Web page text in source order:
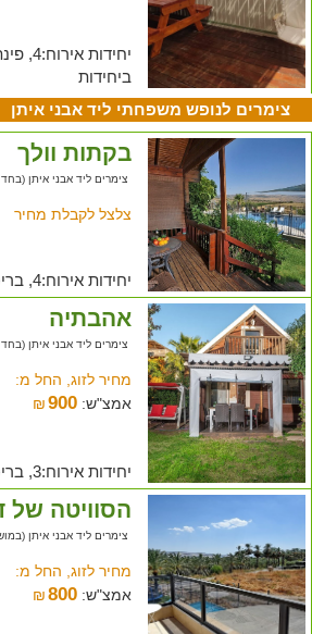
יחידות
ביחידות
צימרים לנופש משפחתי ליד אבני איתן
בקתות וולך
צימרים ליד אבני איתן (בחד נס
צלצל לקבלת מחיר
יחידות אירוח:4, בריכה, פינת ברביקיו
אהבתיה
צימרים ליד אבני איתן (בחד נס
מחיר לזוג, החל מ:
אמצ"ש:
₪900
יחידות אירוח:3, בריכה, פינת ברביקיו
הסוויטה של
צימרים ליד אבני איתן
מחיר לזוג, החל מ:
אמצ"ש:
₪800